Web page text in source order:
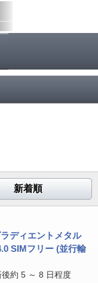
新着順
ディエントメタル
SIMフリー (並行輸
約 5 ～ 8 日程度